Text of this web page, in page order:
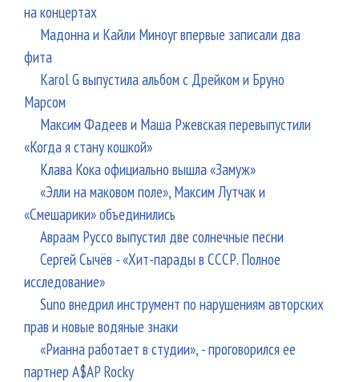
на концертах
Мадонна и Кайли Миноуг впервые записали два
фита
Karol G выпустила альбом с Дрейком и Бруно
Марсом
Максим Фадеев и Маша Ржевская перевыпустили
«Когда я стану кошкой»
Клава Кока официально вышла «Замуж»
«Элли на маковом поле», Максим Лутчак и
«Смешарики» объединились
Авраам Руссо выпустил две солнечные песни
Сергей Сычёв - «Хит-парады в СССР. Полное
исследование»
Suno внедрил инструмент по нарушениям авторских
прав и новые водяные знаки
«Рианна работает в студии», - проговорился ее
партнер A$AP Rocky